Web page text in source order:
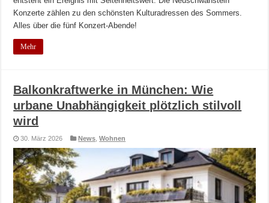
Konzerte zählen zu den schönsten Kulturadressen des Sommers.
Alles über die fünf Konzert-Abende!
Mehr
Balkonkraftwerke in München: Wie
urbane Unabhängigkeit plötzlich stilvoll
wird
30. März 2026 News ,Wohnen